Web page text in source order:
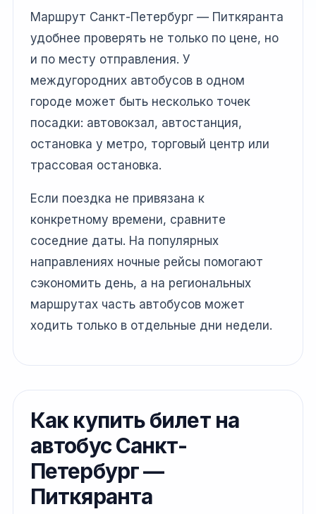
Маршрут Санкт-Петербург — Питкяранта
удобнее проверять не только по цене, но
и по месту отправления. У
междугородних автобусов в одном
городе может быть несколько точек
посадки: автовокзал, автостанция,
остановка у метро, торговый центр или
трассовая остановка.
Если поездка не привязана к
конкретному времени, сравните
соседние даты. На популярных
направлениях ночные рейсы помогают
сэкономить день, а на региональных
маршрутах часть автобусов может
ходить только в отдельные дни недели.
Как купить билет на
автобус Санкт-
Петербург —
Питкяранта